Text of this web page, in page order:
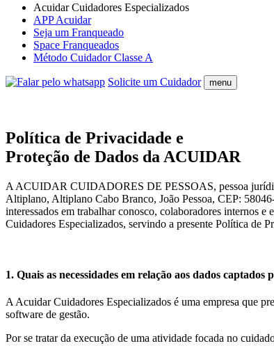
Acuidar Cuidadores Especializados
APP Acuidar
Seja um Franqueado
Space Franqueados
Método Cuidador Classe A
Solicite um Cuidador menu
Política de Privacidade e
Proteção de Dados da ACUIDAR
A ACUIDAR CUIDADORES DE PESSOAS, pessoa
Altiplano, Altiplano Cabo Branco, João Pessoa, CEP:
interessados em trabalhar conosco, colaboradores internos
Cuidadores Especializados, servindo a presente Política de
1. Quais as necessidades em relação aos dados
A Acuidar Cuidadores Especializados é uma empresa que
software de gestão.
Por se tratar da execução de uma atividade focada no